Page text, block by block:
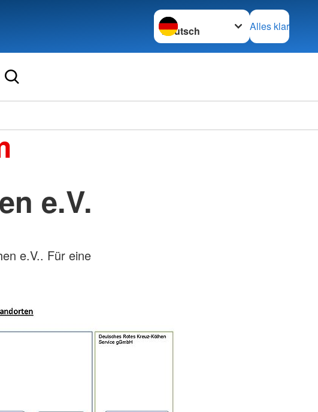
Sprache wechseln zu
Alles klar
e.V.
e.V.. Für eine